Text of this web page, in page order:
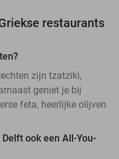
restaurants
zijn tzatziki,
geniet je bij
feta, heerlijke olijven
ook een All-You-